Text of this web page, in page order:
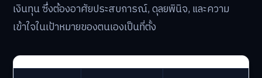
เงินทุน ซึ่งต้องอาศัยประสบการณ์, ดุลยพินิจ, และความ
เข้าใจในเป้าหมายของตนเองเป็นที่ตั้ง